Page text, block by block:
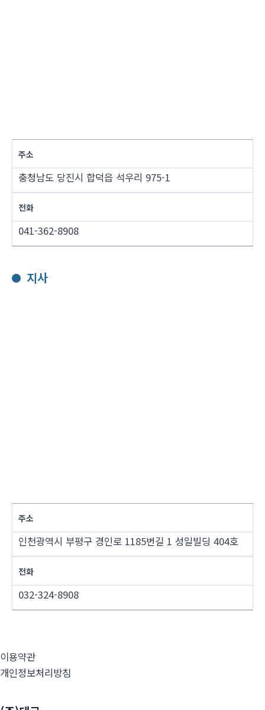
주소
충청남도 당진시 합덕읍 석우리 975-1
전화
041-362-8908
지사
주소
인천광역시 부평구 경인로 1185번길 1 성일빌딩 404호
전화
032-324-8908
이용약관
개인정보처리방침